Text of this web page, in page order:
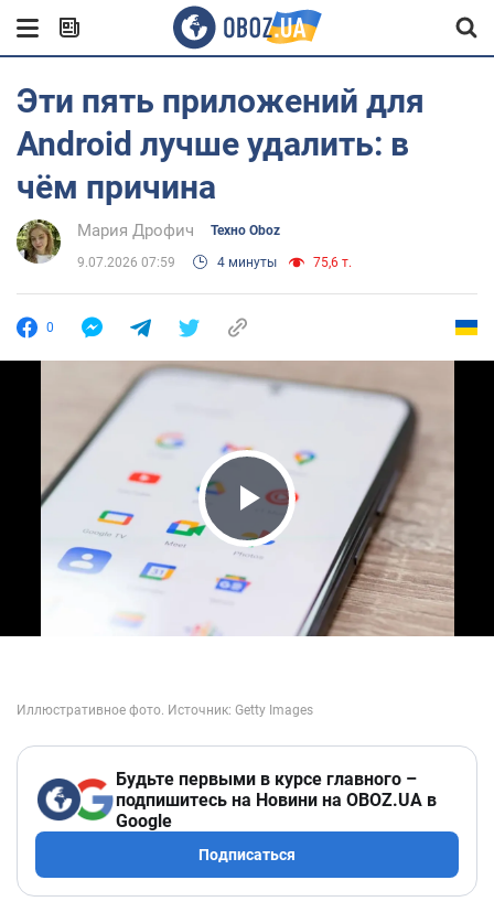
Эти пять приложений для
Android лучше удалить: в
чём причина
Мария Дрофич Техно Oboz
9.07.2026 07:59 4 минуты 75,6 т.
0
Play Video
Будьте первыми в курсе главного –
подпишитесь на Новини на OBOZ.UA в
Google
Подписаться